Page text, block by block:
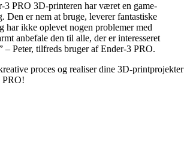
3 PRO 3D-printeren har været en game-
Den er nem at bruge, leverer fantastiske
har ikke oplevet nogen problemer med
anbefale den til alle, der er interesseret
– Peter, tilfreds bruger af Ender-3 PRO.
proces og realiser dine 3D-printprojekter
PRO!